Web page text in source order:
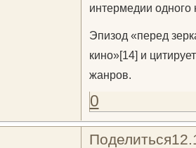
интермедии одного
Эпизод «перед
кино»[14] и
жанров.
0
Поделиться